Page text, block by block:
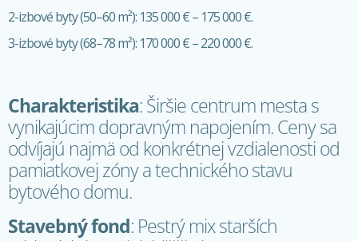
2-izbové byty (50–60 m²): 135 000 € – 175 000 €.
3-izbové byty (68–78 m²): 170 000 € – 220 000 €.
Charakteristika: Širšie centrum mesta s
vynikajúcim dopravným napojením. Ceny sa
odvíjajú najmä od konkrétnej vzdialenosti od
pamiatkovej zóny a technického stavu
bytového domu.
Stavebný fond: Pestrý mix starších